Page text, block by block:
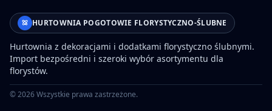
HURTOWNIA POGOTOWIE FLORYSTYCZNO-ŚLUBNE
Hurtownia z dekoracjami i dodatkami florystyczno ślubnymi.
Import bezpośredni i szeroki wybór asortymentu dla
florystów.
©2026Wszystkie prawa zastrzeżone.